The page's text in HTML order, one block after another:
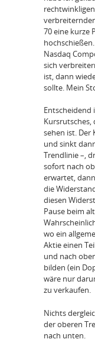
70 eine kurze
Nasdaq
sich
ist, dann
sollte. Mein
Entscheidend
Kursrutsches,
sehen ist. Der
und sinkt
Trendlinie –,
sofort nach
erwartet,
die
diesen
Pause beim
wo ein
Aktie einen
und nach
bilden (ein
wäre nur
zu verkaufen.
Nichts
der oberen
nach unten.